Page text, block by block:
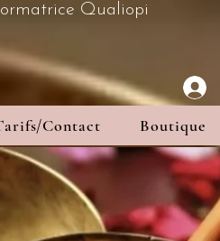
Qualiopi
Contact Boutique